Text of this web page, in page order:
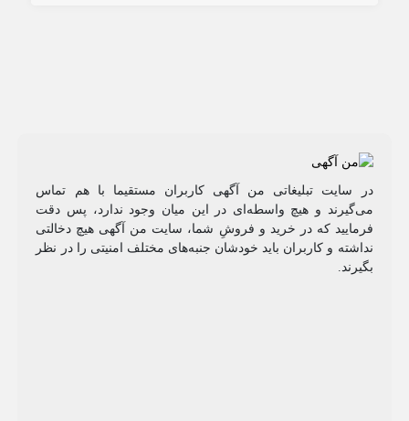
در سایت تبلیغاتی من آگهی کاربران مستقیما با هم تماس
می‌گیرند و هیچ واسطه‌ای در این میان وجود ندارد، پس دقت
فرمایید که در خرید و فروشِ شما، سایت من آگهی هیچ دخالتی
نداشته و کاربران باید خودشان جنبه‌های مختلف امنیتی را در نظر
بگیرند.